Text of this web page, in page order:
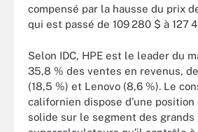
compensé par la hausse du prix
qui est passé de 109 280 $ à 127
Selon IDC, HPE est le leader du
35,8 % des ventes en revenus,
(18,5 %) et Lenovo (8,6 %). Le
californien dispose d’une
solide sur le segment des grands